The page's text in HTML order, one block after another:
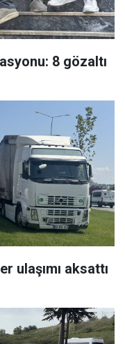
8 gözaltı
ulaşımı aksattı